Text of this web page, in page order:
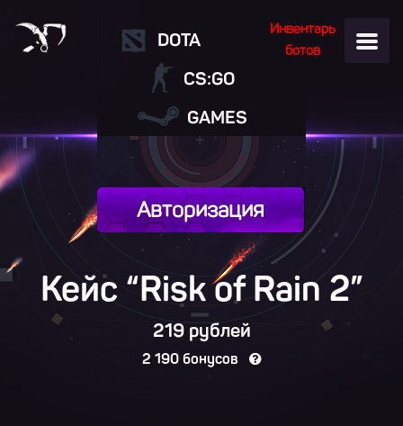
Инвентарь
ботов
DOTA
CS:GO
GAMES
Авторизация
Кейс “Risk of Rain2”
219 рублей
2 190 бонусов